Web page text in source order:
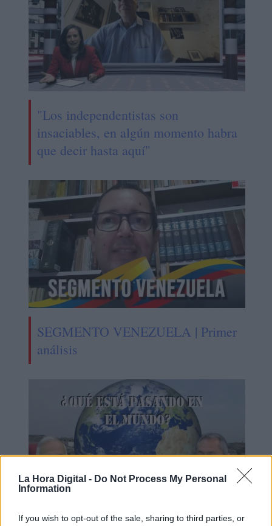
La Hora Digital - Do Not Process My Personal
Information
If you wish to opt-out of the sale, sharing to third parties, or
"Los independentistas son
insaciables, en algún momento habra
que decir hasta aquí"
SEGMENTO VENEZUELA | Primer
análisis